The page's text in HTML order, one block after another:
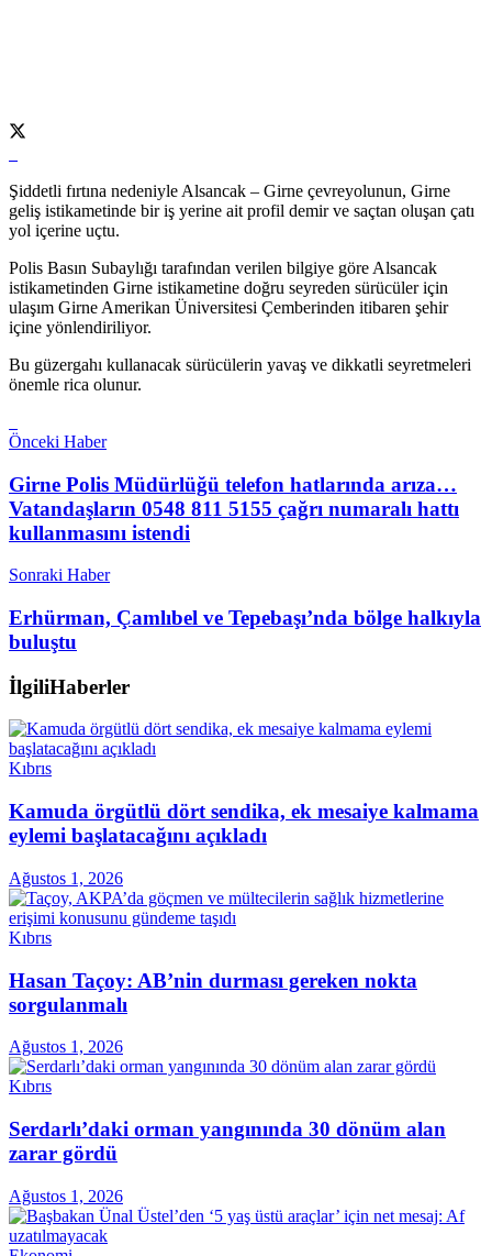
Şiddetli fırtına nedeniyle Alsancak – Girne çevreyolunun, Girne
geliş istikametinde bir iş yerine ait profil demir ve saçtan oluşan çatı
yol içerine uçtu.
Polis Basın Subaylığı tarafından verilen bilgiye göre Alsancak
istikametinden Girne istikametine doğru seyreden sürücüler için
ulaşım Girne Amerikan Üniversitesi Çemberinden itibaren şehir
içine yönlendiriliyor.
Bu güzergahı kullanacak sürücülerin yavaş ve dikkatli seyretmeleri
önemle rica olunur.
Önceki Haber
Girne Polis Müdürlüğü telefon hatlarında arıza…
Vatandaşların 0548 811 5155 çağrı numaralı hattı
kullanmasını istendi
Sonraki Haber
Erhürman, Çamlıbel ve Tepebaşı’nda bölge halkıyla
buluştu
İlgiliHaberler
Kıbrıs
Kamuda örgütlü dört sendika, ek mesaiye kalmama
eylemi başlatacağını açıkladı
Ağustos 1, 2026
Kıbrıs
Hasan Taçoy: AB’nin durması gereken nokta
sorgulanmalı
Ağustos 1, 2026
Kıbrıs
Serdarlı’daki orman yangınında 30 dönüm alan
zarar gördü
Ağustos 1, 2026